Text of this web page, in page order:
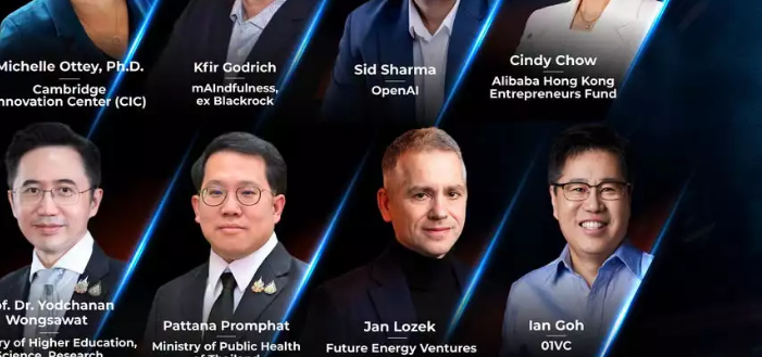
คิดมากกว่าปกติ
ยังลามไปถึงวิธีคิดและพฤติกรรมในการทำงาน
รุ่งเพราะไม่อยากตัดสินใจเรื่องที่ค้างอยู่ หรือในทาง
รมณ์นำเหตุผล หรือจะเลือกวิธีที่ง่ายที่สุดทั้งที่รู้ว่า
สมองตื้อ ลืมรายละเอียดเล็ก ๆ หรือหลุดโฟกัสตอนคุย